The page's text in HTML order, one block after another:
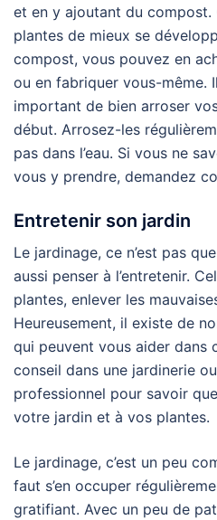
et en y ajoutant du
plantes de mieux se
compost, vous pouvez en
ou en fabriquer vous-même.
important de bien arroser
début. Arrosez-les
pas dans l’eau. Si vous ne
vous y prendre, demandez
Entretenir son jardin
Le jardinage, ce n’est pas
aussi penser à l’entretenir.
plantes, enlever les
Heureusement, il existe de
qui peuvent vous aider dans
conseil dans une jardinerie
professionnel pour savoir
votre jardin et à vos plantes.
Le jardinage, c’est un peu
faut s’en occuper
gratifiant. Avec un peu de